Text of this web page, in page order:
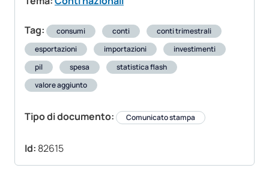
Tag: consumi conti
conti trimestrali
esportazioni
importazioni
investimenti
pil
spesa
statistica flash
valore aggiunto
Tipo di documento: Comunicato stampa
Id: 82615